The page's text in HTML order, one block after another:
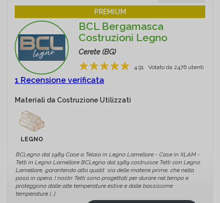
PREMIUM
BCL Bergamasca
Costruzioni Legno
Cerete (BG)
1
4.91 Votato da 2476 utenti
1 Recensione verificata
Materiali da Costruzione Utilizzati
LEGNO
BCLegno dal 1989 Case a Telaio in Legno Lamellare - Case in XLAM -
Tetti in Legno Lamellare BCLegno dal 1989 costruisce Tetti con Legno
Lamellare, garantendo alta qualit sia delle materie prime, che nella
posa in opera. I nostri Tetti sono progettati per durare nel tempo e
proteggono dalle alte temperature estive e dalle bassissime
temperature [...]